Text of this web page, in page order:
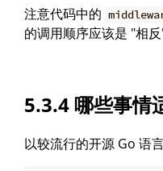
注意代码中的
的调用顺序应该是 "相反
5.3.4 哪些事情
以较流行的开源 Go 语